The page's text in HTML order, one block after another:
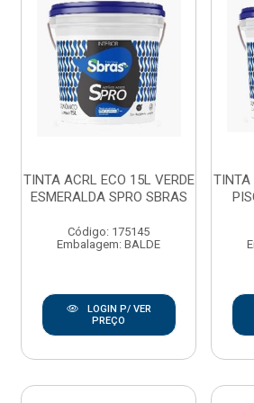
TINTA ACRL ECO 15L VERDE
ESMERALDA SPRO SBRAS
Código: 175145
Embalagem: BALDE
LOGIN P/ VER
PREÇO
TINTA